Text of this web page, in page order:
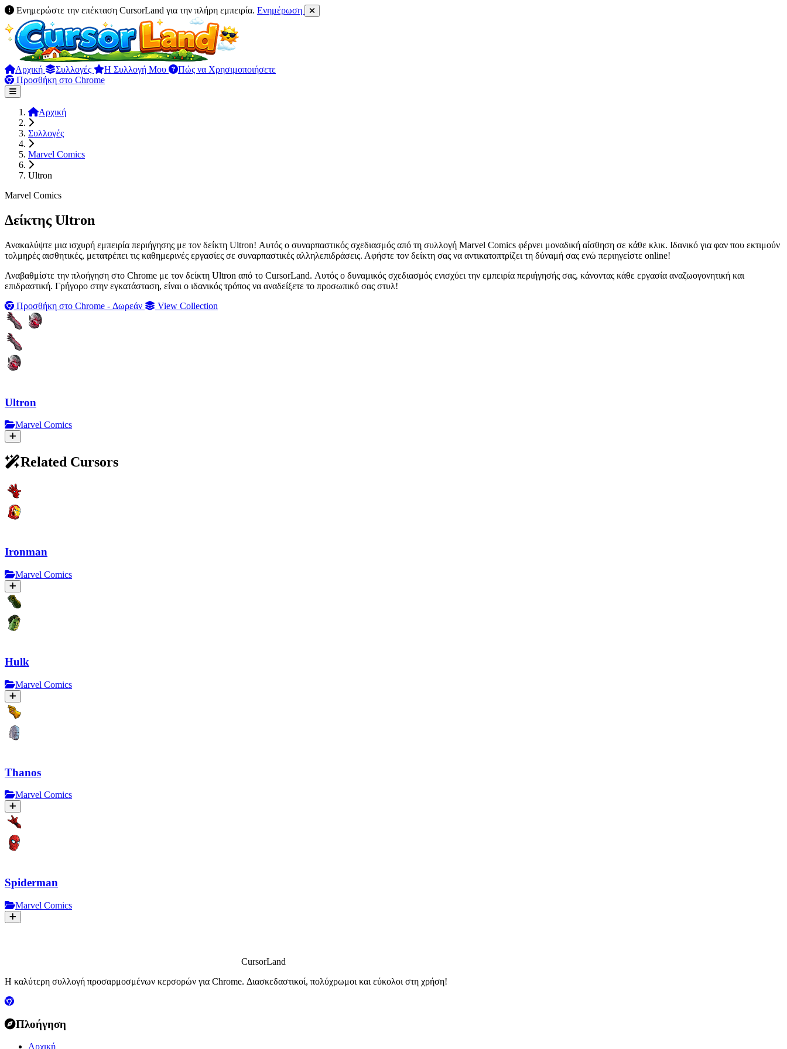
Ενημερώστε την επέκταση CursorLand για την πλήρη εμπειρία. Ενημέρωση
Αρχική Συλλογές Η Συλλογή Μου
Πώς να Χρησιμοποιήσετε
Προσθήκη στο Chrome
Αρχική
Συλλογές
Marvel Comics
Ultron
Marvel Comics
Δείκτης Ultron
Ανακαλύψτε μια ισχυρή εμπειρία περιήγησης με τον δείκτη Ultron! Αυτός ο συναρπαστικός σχεδιασμός από τη συλλογή Marvel Comics φέρνει μοναδική αίσθηση σε κάθε κλικ. Ιδανικό για φαν που εκτιμούν
τολμηρές αισθητικές, μετατρέπει τις καθημερινές εργασίες σε συναρπαστικές αλληλεπιδράσεις. Αφήστε τον δείκτη σας να αντικατοπτρίζει τη δύναμή σας ενώ περιηγείστε online!
Αναβαθμίστε την πλοήγηση στο Chrome με τον δείκτη Ultron από το CursorLand. Αυτός ο δυναμικός σχεδιασμός ενισχύει την εμπειρία περιήγησής σας, κάνοντας κάθε εργασία αναζωογονητική και
επιδραστική. Γρήγορο στην εγκατάσταση, είναι ο ιδανικός τρόπος να αναδείξετε το προσωπικό σας στυλ!
Προσθήκη στο Chrome - Δωρεάν
View Collection
Ultron
Marvel Comics
Related Cursors
Ironman
Marvel Comics
Hulk
Marvel Comics
Thanos
Marvel Comics
Spiderman
Marvel Comics
CursorLand
Η καλύτερη συλλογή προσαρμοσμένων κερσορών για Chrome. Διασκεδαστικοί, πολύχρωμοι και εύκολοι στη χρήση!
Πλοήγηση
Αρχική